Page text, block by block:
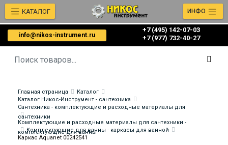
info@nikos-instrument.ru
+7 (495) 142-07-03
‎‎+7 (977) 732-40-27
КАТАЛОГ ИНФО
Главная страница
Каталог
Каталог Никос-Инструмент - сантехника
Сантехника - комплектующие и расходные материалы для
сантехники
Комплектующие и расходные материалы для сантехники -
комплектующие для ванны
Комплектующие для ванны - каркасы для ванной
Каркас Aquanet 00242541